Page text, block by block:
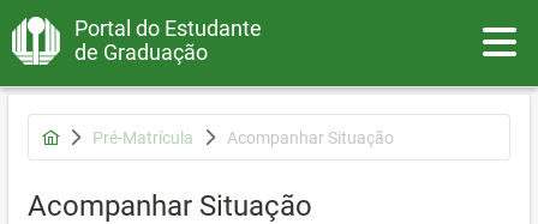
Portal do Estudante
de Graduação
Pré-Matrícula Acompanhar Situação
Acompanhar Situação